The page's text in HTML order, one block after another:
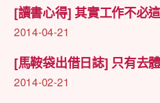
[讀書心得] 其實工作不必
2014-04-21
[馬鞍袋出借日誌] 只有去
2014-02-21